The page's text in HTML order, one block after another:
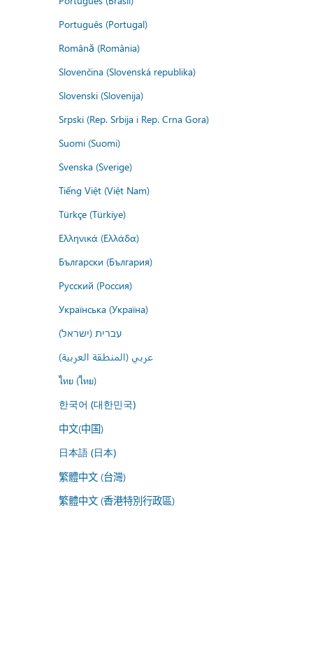
Português (Portugal)
Română (România)
Slovenčina (Slovenská republika)
Slovenski (Slovenija)
Srpski (Rep. Srbija i Rep. Crna Gora)
Suomi (Suomi)
Svenska (Sverige)
Tiếng Việt (Việt Nam)
Türkçe (Türkiye)
Ελληνικά (Ελλάδα)
Български (България)
Русский (Россия)
Українська (Україна)
עברית (ישראל)
عربي (المنطقة العربية)
ไทย (ไทย)
한국어 (대한민국)
中文(中国)
日本語 (日本)
繁體中文 (台灣)
繁體中文 (香港特別行政區)